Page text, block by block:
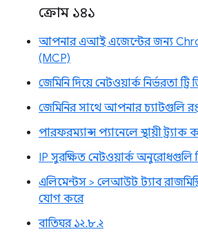
ক্রোম ১৪১
আপনার এআই এজেন্টের জন্য
(MCP)
জেমিনি দিয়ে নেটওয়ার্ক নির্ভরতা
জেমিনির সাথে আপনার চ্যাটগুলি
পারফরম্যান্স প্যানেলে স্থায়ী
IP সুরক্ষিত নেটওয়ার্ক অনুরোধগুলি
এলিমেন্টস > লেআউট ট্যাব
যোগ করে
বাতিঘর ১২.৮.২